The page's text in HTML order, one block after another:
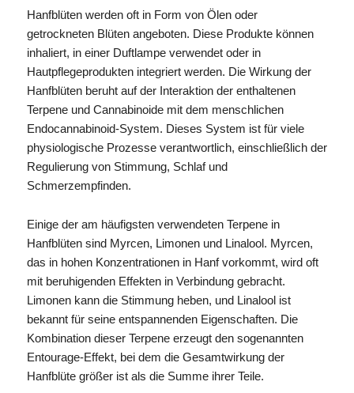
Hanfblüten werden oft in Form von Ölen oder
getrockneten Blüten angeboten. Diese Produkte können
inhaliert, in einer Duftlampe verwendet oder in
Hautpflegeprodukten integriert werden. Die Wirkung der
Hanfblüten beruht auf der Interaktion der enthaltenen
Terpene und Cannabinoide mit dem menschlichen
Endocannabinoid-System. Dieses System ist für viele
physiologische Prozesse verantwortlich, einschließlich der
Regulierung von Stimmung, Schlaf und
Schmerzempfinden.
Einige der am häufigsten verwendeten Terpene in
Hanfblüten sind Myrcen, Limonen und Linalool. Myrcen,
das in hohen Konzentrationen in Hanf vorkommt, wird oft
mit beruhigenden Effekten in Verbindung gebracht.
Limonen kann die Stimmung heben, und Linalool ist
bekannt für seine entspannenden Eigenschaften. Die
Kombination dieser Terpene erzeugt den sogenannten
Entourage-Effekt, bei dem die Gesamtwirkung der
Hanfblüte größer ist als die Summe ihrer Teile.